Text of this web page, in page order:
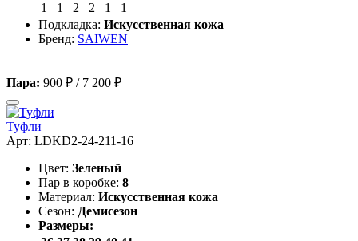
1
1 2 2 1
1
Подкладка: Искусственная кожа
Бренд: SAIWEN
Пара: 900 ₽ / 7 200 ₽
Туфли
Арт: LDKD2-24-211-16
Цвет: Зеленый
Пар в коробке: 8
Материал: Искусственная кожа
Сезон: Демисезон
Размеры: